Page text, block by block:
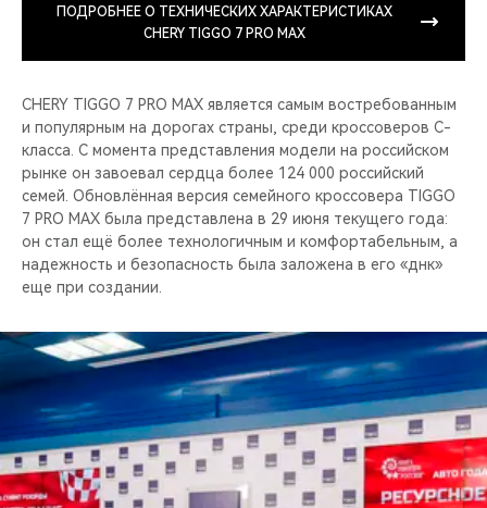
ПОДРОБНЕЕ О ТЕХНИЧЕСКИХ ХАРАКТЕРИСТИКАХ
CHERY TIGGO 7 PRO MAX
CHERY TIGGO 7 PRO MAX является самым востребованным
и популярным на дорогах страны, среди кроссоверов C-
класса. С момента представления модели на российском
рынке он завоевал сердца более 124 000 российский
семей. Обновлённая версия семейного кроссовера TIGGO
7 PRO MAX была представлена в 29 июня текущего года:
он стал ещё более технологичным и комфортабельным, а
надежность и безопасность была заложена в его «днк»
еще при создании.